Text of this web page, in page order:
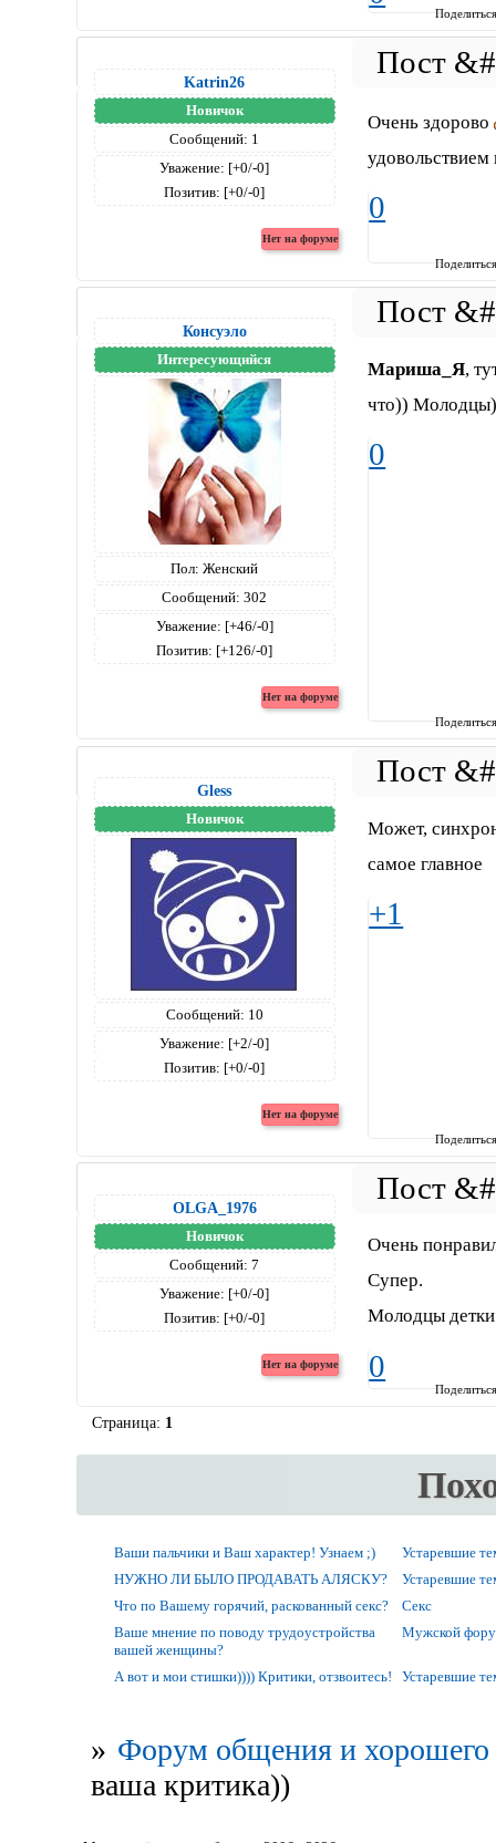
Katrin26
Новичок
Сообщений: 1
Уважение: [+0/-0]
Позитив: [+0/-0]
Очень здорово
0
Консуэло
Интересующийся
Пол: Женский
Сообщений: 302
Уважение: [+46/-0]
Позитив: [+126/-0]
Мариша_Я,
что))
0
Gless
Новичок
Сообщений: 10
Уважение: [+2/-0]
Позитив: [+0/-0]
Может,
самое главное
+1
OLGA_1976
Новичок
Сообщений: 7
Уважение: [+0/-0]
Позитив: [+0/-0]
Очень
Супер.
Молодцы детки
0
Страница: 1
Ваши пальчики и Ваш характер! Узнаем ;)
Устаревшие
НУЖНО ЛИ БЫЛО ПРОДАВАТЬ АЛЯСКУ?
Устаревшие
Что по Вашему горячий, раскованный секс?
Секс
Ваше мнение по поводу трудоустройства
вашей женщины?
Мужской
А вот и мои стишки)))) Критики, отзвоитесь! Устаревшие
» Форум общения и хорошего
ваша критика))